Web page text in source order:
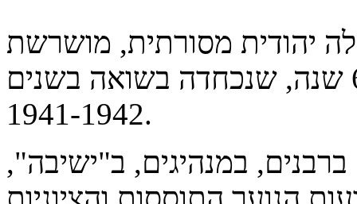
יהודית מסורתית, מושרשת
ומפוארת, בת 650 שנה, שנכחדה בשואה בשנים
1941-1942.
במנהיגים, ב"ישיבה",